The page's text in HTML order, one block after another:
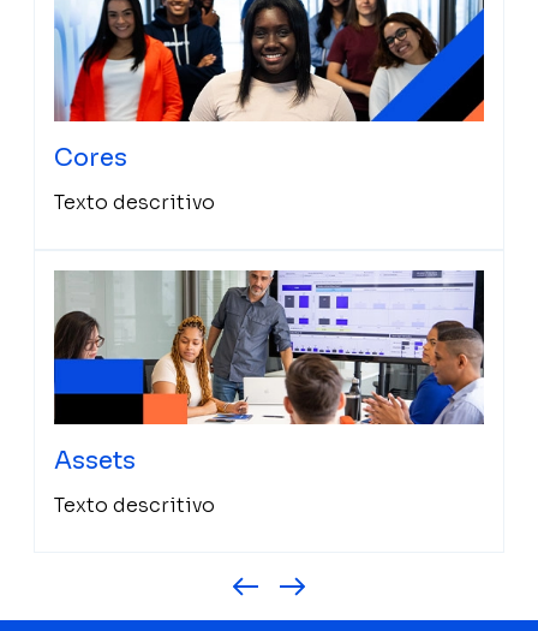
Cores
Texto descritivo
Assets
Texto descritivo